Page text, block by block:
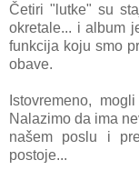
Četiri "lutke" su
okretale... i album
funkcija koju smo
obave.
Istovremeno,
Nalazimo da ima
našem poslu i
postoje...